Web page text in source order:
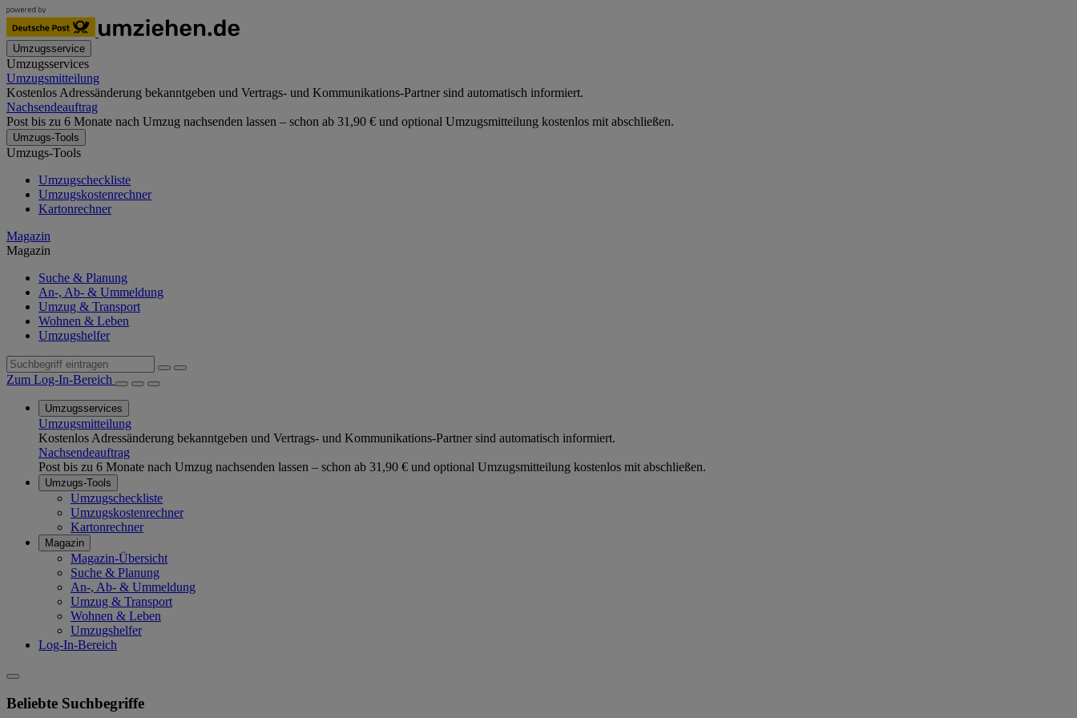
Umzugsservice
Umzugsservices
Umzugsmitteilung
Kostenlos Adressänderung bekanntgeben und Vertrags- und Kommunikations-Partner sind automatisch informiert.
Nachsendeauftrag
Post bis zu 6 Monate nach Umzug nachsenden lassen – schon ab 31,90 € und optional Umzugsmitteilung kostenlos mit abschließen.
Umzugs-Tools
Umzugs-Tools
Umzugscheckliste
Umzugskostenrechner
Kartonrechner
Magazin
Magazin
Suche & Planung
An-, Ab- & Ummeldung
Umzug & Transport
Wohnen & Leben
Umzugshelfer
Zum Log-In-Bereich
Umzugsservices
Umzugsmitteilung
Kostenlos Adressänderung bekanntgeben und Vertrags- und Kommunikations-Partner sind automatisch informiert.
Nachsendeauftrag
Post bis zu 6 Monate nach Umzug nachsenden lassen – schon ab 31,90 € und optional Umzugsmitteilung kostenlos mit abschließen.
Umzugs-Tools
Umzugscheckliste
Umzugskostenrechner
Kartonrechner
Magazin
Magazin-Übersicht
Suche & Planung
An-, Ab- & Ummeldung
Umzug & Transport
Wohnen & Leben
Umzugshelfer
Log-In-Bereich
Beliebte Suchbegriffe